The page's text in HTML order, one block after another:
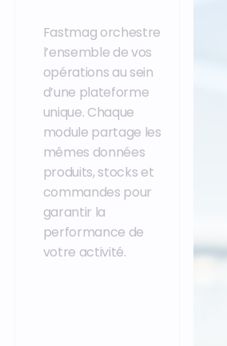
Fastmag orchestre
l’ensemble de vos
opérations au sein
d’une plateforme
unique. Chaque
module partage les
mêmes données
produits, stocks et
commandes pour
garantir la
performance de
votre activité.